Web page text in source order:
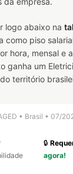
logo abaixo na
como piso
hora, mensal e
ganha um
território
• Brasil • 07/
🔒
agora!